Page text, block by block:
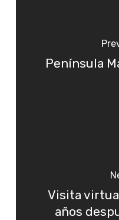
Península
Visita
años